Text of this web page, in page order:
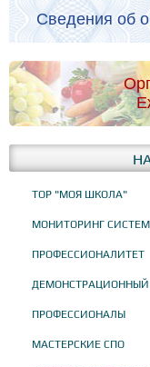
Сведения об
ТОР "МОЯ ШКОЛА"
МОНИТОРИНГ
ПРОФЕССИОНАЛИТЕТ
ДЕМОНСТРАЦИОННЫЙ
ПРОФЕССИОНАЛЫ
МАСТЕРСКИЕ СПО